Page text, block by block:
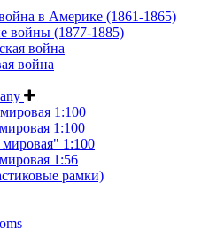
в Америке (1861-1865)
войны (1877-1885)
война
война
1:100
1:100
1:100
1:56
рамки)